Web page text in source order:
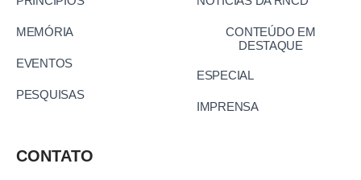
MEMÓRIA
EVENTOS
PESQUISAS
CONTEÚDO EM
DESTAQUE
ESPECIAL
IMPRENSA
CONTATO